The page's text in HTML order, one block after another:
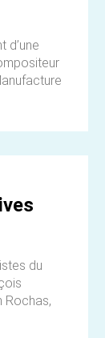
d’une
du
Rochas,